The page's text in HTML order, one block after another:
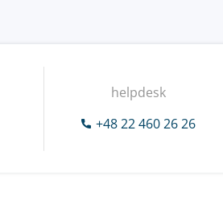
helpdesk
+48 22 460 26 26